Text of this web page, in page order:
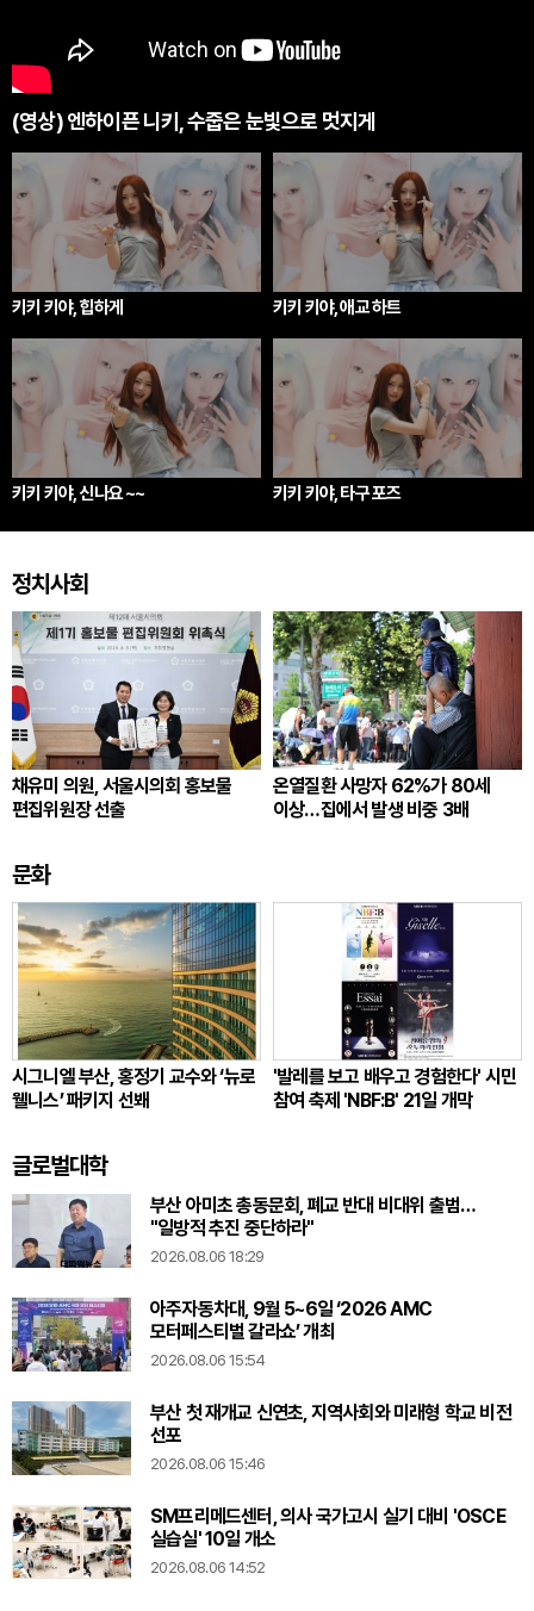
(영상) 엔하이픈 니키, 수줍은 눈빛으로 멋지게
키키 키야, 힙하게 키키 키야, 애교 하트
키키 키야, 신나요 ~~ 키키 키야, 타구 포즈
정치사회
채유미 의원, 서울시의회 홍보물
편집위원장 선출
온열질환 사망자 62%가 80세
이상…집에서 발생 비중 3배
문화
시그니엘 부산, 홍정기 교수와 ‘뉴로
웰니스’ 패키지 선봬
'발레를 보고 배우고 경험한다' 시민
참여 축제 'NBF:B' 21일 개막
글로벌대학
부산 아미초 총동문회, 폐교 반대 비대위 출범…
"일방적 추진 중단하라"
2026.08.06 18:29
아주자동차대, 9월 5~6일 ‘2026 AMC
모터페스티벌 갈라쇼’ 개최
2026.08.06 15:54
부산 첫 재개교 신연초, 지역사회와 미래형 학교 비전
선포
2026.08.06 15:46
SM프리메드센터, 의사 국가고시 실기 대비 'OSCE
실습실' 10일 개소
2026.08.06 14:52